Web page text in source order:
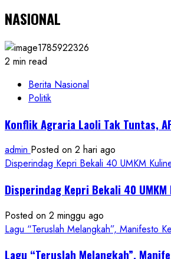
NASIONAL
2 min read
Berita Nasional
Politik
Konflik Agraria Laoli Tak Tuntas,
admin Posted on 2 hari ago
Disperindag Kepri Bekali 40 UMKM
Disperindag Kepri Bekali 40
Posted on 2 minggu ago
Lagu “Teruslah Melangkah”, Manifesto
Lagu “Teruslah Melangkah”,